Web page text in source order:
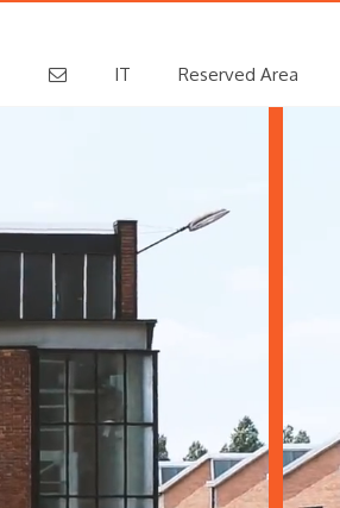
IT Reserved Area